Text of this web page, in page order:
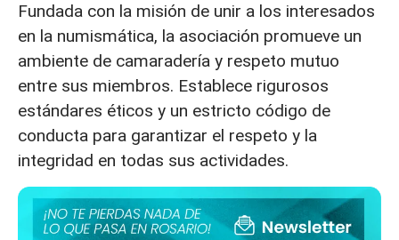
Fundada con la misión de unir a los interesados
en la numismática, la asociación promueve un
ambiente de camaradería y respeto mutuo
entre sus miembros. Establece rigurosos
estándares éticos y un estricto código de
conducta para garantizar el respeto y la
integridad en todas sus actividades.